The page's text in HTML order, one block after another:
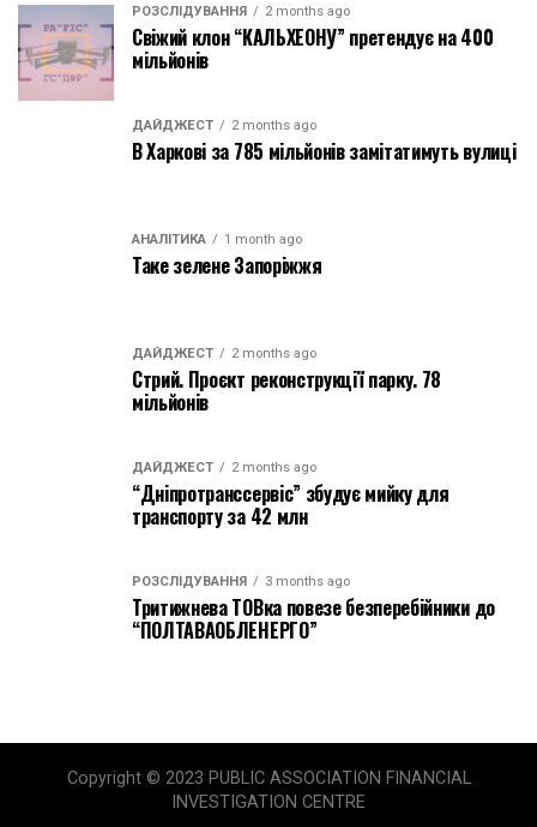
РОЗСЛІДУВАННЯ 2 months ago
Свіжий клон “КАЛЬХЕОНУ” претендує на 400
мільйонів
ДАЙДЖЕСТ 2 months ago
В Харкові за 785 мільйонів замітатимуть вулиці
АНАЛІТИКА 1 month ago
Таке зелене Запоріжжя
ДАЙДЖЕСТ 2 months ago
Стрий. Проєкт реконструкції парку. 78
мільйонів
ДАЙДЖЕСТ 2 months ago
“Дніпротранссервіс” збудує мийку для
транспорту за 42 млн
РОЗСЛІДУВАННЯ 3 months ago
Тритижнева ТОВка повезе безперебійники до
“ПОЛТАВАОБЛЕНЕРГО”
Copyright © 2023 PUBLIC ASSOCIATION FINANCIAL
INVESTIGATION CENTRE